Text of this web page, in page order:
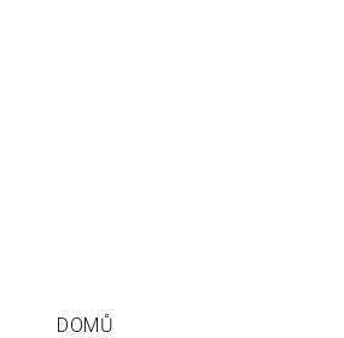
DOMŮ